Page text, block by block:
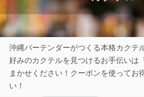
沖縄バーテンダーがつくる本格カクテ
好みのカクテルを見つけるお手伝いは
まかせください！クーポンを使ってお
い！